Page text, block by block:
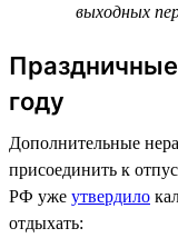
выходных
году
Дополнительные
присоединить к
РФ уже утвердило
отдыхать: